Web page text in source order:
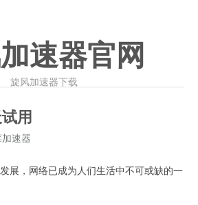
速器官网
旋风加速器下载
用
速器
，网络已成为人们生活中不可或缺的一